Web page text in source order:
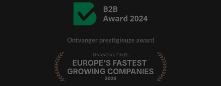
Ontvanger prestigieuze award